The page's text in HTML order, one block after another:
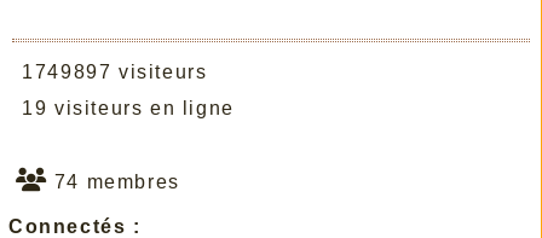
1749897 visiteurs
19 visiteurs en ligne
74 membres
Connectés :